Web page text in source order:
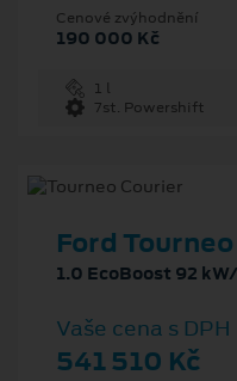
Cenové zvýhodnění
190 000 Kč
1 l
7st. Powershift
Ford
1.0 EcoBoost 92
Vaše cena s DPH
541 510 Kč